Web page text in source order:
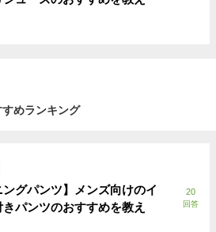
めランキング
ングパンツ】メンズ向けのイ
パンツのおすすめを教え
20
回答